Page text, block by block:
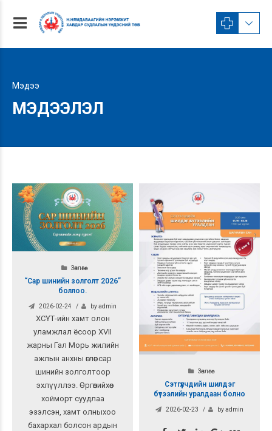
Мэдээ
МЭДЭЭЛЭЛ
Зөвлөгөө
“Сар шинийн золголт 2026”
боллоо.
2026-02-24 by admin
ХСҮТ-ийн хамт олон
уламжлал ёсоор XVII
жарны Гал Морь жилийн
ажлын анхны өглөөг сар
шинийн золголтоор
эхлүүллээ. Өргөөнийхөө
хойморт суудлаа
эзэлсэн, хамт олныхоо
бахархал болсон ардын
Зөвлөгөө
Сэтгүүлчдийн шилдэг
бүтээлийн уралдаан болно
2026-02-23 by admin